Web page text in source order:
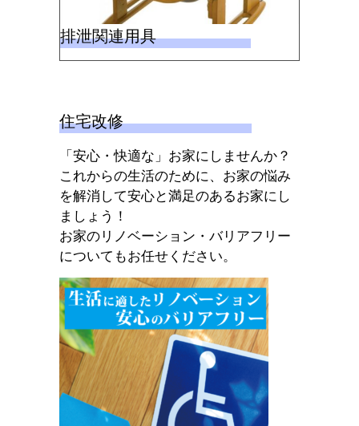
排泄関連用具
住宅改修
「安⼼・快適な」お家にしませんか？
これからの⽣活のために、お家の悩み
を解消して安⼼と満⾜のあるお家にし
ましょう！
お家のリノベーション・バリアフリー
についてもお任せください。